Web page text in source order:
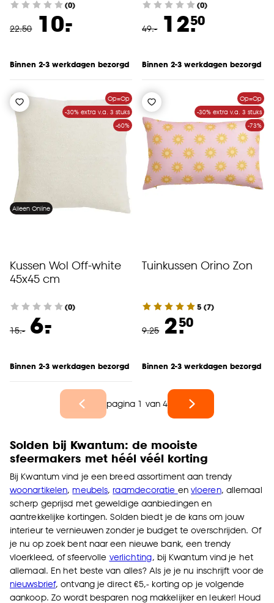
(0)
22.50 10.
-
Binnen 2-3 werkdagen bezorgd
(0)
49.- 12.50
Binnen 2-3 werkdagen bezorgd
Op=Op
-30% extra v.a. 3 stuks
-60%
Alleen Online
Kussen Wol Off-white
45x45 cm
(0)
15.- 6.
-
Binnen 2-3 werkdagen bezorgd
Op=Op
-30% extra v.a. 3 stuks
-73%
Tuinkussen Orino Zon
5 (7)
9.25 2.50
Binnen 2-3 werkdagen bezorgd
pagina 1 van 4
Solden bij Kwantum: de mooiste
sfeermakers met héél véél korting
Bij Kwantum vind je een breed assortiment aan trendy
woonartikelen,meubels,raamdecoratie en vloeren, allemaal
scherp geprijsd met geweldige aanbiedingen en
aantrekkelijke kortingen. Solden biedt je de kans om jouw
interieur te vernieuwen zonder je budget te overschrijden. Of
je nu op zoek bent naar een nieuwe bank, een trendy
vloerkleed, of sfeervolle verlichting, bij Kwantum vind je het
allemaal. En het beste van alles? Als je je nu inschrijft voor de
nieuwsbrief, ontvang je direct €5,- korting op je volgende
aankoop. Zo wordt besparen nog makkelijker en leuker! Houd